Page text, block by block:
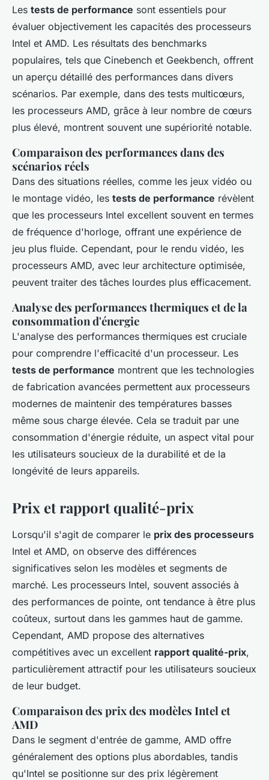
Les tests de performance sont essentiels pour
évaluer objectivement les capacités des processeurs
Intel et AMD. Les résultats des benchmarks
populaires, tels que Cinebench et Geekbench, offrent
un aperçu détaillé des performances dans divers
scénarios. Par exemple, dans des tests multicœurs,
les processeurs AMD, grâce à leur nombre de cœurs
plus élevé, montrent souvent une supériorité notable.
Comparaison des performances dans des
scénarios réels
Dans des situations réelles, comme les jeux vidéo ou
le montage vidéo, les tests de performance révèlent
que les processeurs Intel excellent souvent en termes
de fréquence d'horloge, offrant une expérience de
jeu plus fluide. Cependant, pour le rendu vidéo, les
processeurs AMD, avec leur architecture optimisée,
peuvent traiter des tâches lourdes plus efficacement.
Analyse des performances thermiques et de la
consommation d'énergie
L'analyse des performances thermiques est cruciale
pour comprendre l'efficacité d'un processeur. Les
tests de performance montrent que les technologies
de fabrication avancées permettent aux processeurs
modernes de maintenir des températures basses
même sous charge élevée. Cela se traduit par une
consommation d'énergie réduite, un aspect vital pour
les utilisateurs soucieux de la durabilité et de la
longévité de leurs appareils.
Prix et rapport qualité-prix
Lorsqu'il s'agit de comparer le prix des processeurs
Intel et AMD, on observe des différences
significatives selon les modèles et segments de
marché. Les processeurs Intel, souvent associés à
des performances de pointe, ont tendance à être plus
coûteux, surtout dans les gammes haut de gamme.
Cependant, AMD propose des alternatives
compétitives avec un excellent rapport qualité-prix,
particulièrement attractif pour les utilisateurs soucieux
de leur budget.
Comparaison des prix des modèles Intel et
AMD
Dans le segment d'entrée de gamme, AMD offre
généralement des options plus abordables, tandis
qu'Intel se positionne sur des prix légèrement